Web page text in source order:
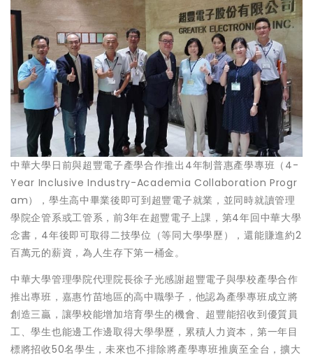
中華大學日前與超豐電子產學合作推出4年制普惠產學專班（4-
Year Inclusive Industry-Academia Collaboration Progr
am），學生高中畢業後即可到超豐電子就業，並同時就讀管理
學院企管系或工管系，前3年在超豐電子上課，第4年回中華大學
念書，4年後即可取得二技學位（等同大學學歷），還能賺進約2
百萬元的薪資，為人生存下第一桶金。
中華大學管理學院代理院長徐子光感謝超豐電子與學校產學合作
推出專班，嘉惠竹苗地區的高中職學子，他認為產學專班成立將
創造三贏，讓學校能增加培育學生的機會、超豐能招收到優質員
工、學生也能邊工作邊取得大學學歷，累積人力資本，第一年目
標將招收50名學生，未來也不排除將產學專班推廣至全台，擴大